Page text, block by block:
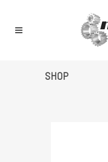
SHOP